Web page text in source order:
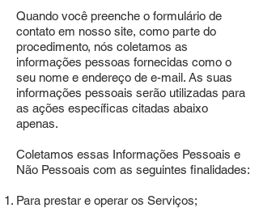
Quando você preenche o formulário de
contato em nosso site, como parte do
procedimento, nós coletamos as
informações pessoas fornecidas como o
seu nome e endereço de e-mail. As suas
informações pessoais serão utilizadas para
as ações específicas citadas abaixo
apenas.
Coletamos essas Informações Pessoais e
Não Pessoais com as seguintes finalidades:
Para prestar e operar os Serviços;